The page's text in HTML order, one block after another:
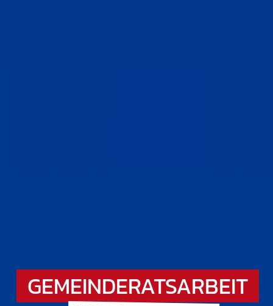
GEMEINDERATSARBEIT